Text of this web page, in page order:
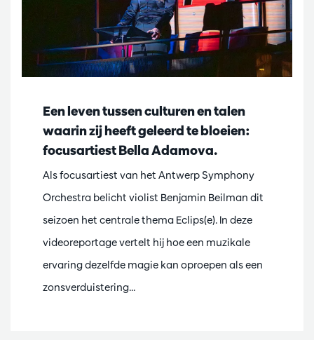
Een leven tussen culturen en talen
waarin zij heeft geleerd te bloeien:
focusartiest Bella Adamova.
Als focusartiest van het Antwerp Symphony
Orchestra belicht violist Benjamin Beilman dit
seizoen het centrale thema Eclips(e). In deze
videoreportage vertelt hij hoe een muzikale
ervaring dezelfde magie kan oproepen als een
zonsverduistering...